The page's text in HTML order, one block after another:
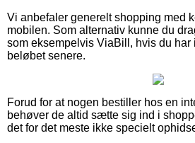
Vi anbefaler generelt shopping med
mobilen. Som alternativ kunne du
som eksempelvis ViaBill, hvis du har
beløbet senere.
Forud for at nogen bestiller hos en
behøver de altid sætte sig ind i
det for det meste ikke specielt